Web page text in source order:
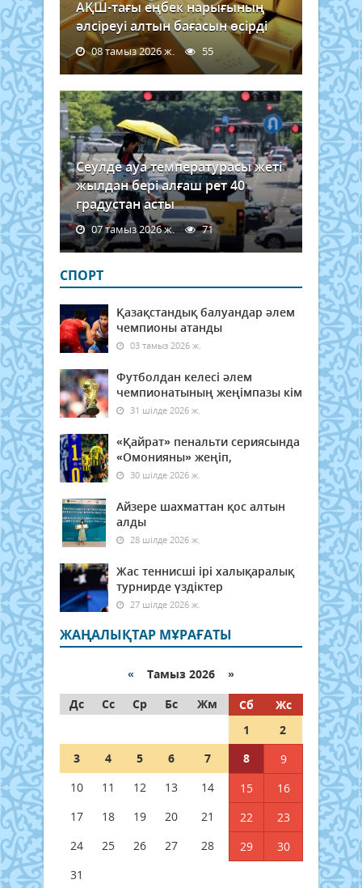
АҚШ-тағы еңбек нарығының
әлсіреуі алтын бағасын өсірді
08 тамыз 2026 ж. 55
Сеулде ауа температурасы жеті
жылдан бері алғаш рет 40
градустан асты
07 тамыз 2026 ж. 71
СПОРТ
Қазақстандық балуандар әлем
чемпионы атанды
03 тамыз 2026 ж.
Футболдан келесі әлем
чемпионатының жеңімпазы кім
31 шілде 2026 ж.
«Қайрат» пенальти сериясында
«Омонияны» жеңіп,
30 шілде 2026 ж.
Айзере шахматтан қос алтын
алды
28 шілде 2026 ж.
Жас теннисші ірі халықаралық
турнирде үздіктер
27 шілде 2026 ж.
ЖАҢАЛЫҚТАР МҰРАҒАТЫ
« Тамыз 2026 »
Дс
Сс Ср Бс Жм Сб
Жс
1
2
3
4 5 6 7 8
9
10
11 12 13 14 15
16
17
18 19 20 21 22
23
24
25 26 27 28 29
30
31